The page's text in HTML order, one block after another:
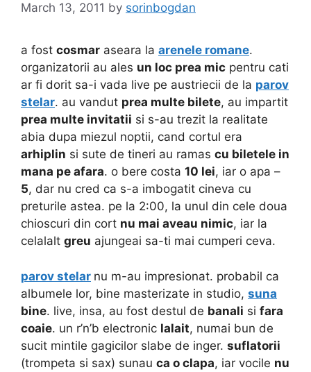
March 13, 2011 by sorinbogdan
a fost cosmar aseara la arenele romane.
organizatorii au ales un loc prea mic pentru cati
ar fi dorit sa-i vada live pe austriecii de la parov
stelar. au vandut prea multe bilete, au impartit
prea multe invitatii si s-au trezit la realitate
abia dupa miezul noptii, cand cortul era
arhiplin si sute de tineri au ramas cu biletele in
mana pe afara. o bere costa 10 lei, iar o apa –
5, dar nu cred ca s-a imbogatit cineva cu
preturile astea. pe la 2:00, la unul din cele doua
chioscuri din cort nu mai aveau nimic, iar la
celalalt greu ajungeai sa-ti mai cumperi ceva.
parov stelar nu m-au impresionat. probabil ca
albumele lor, bine masterizate in studio, suna
bine. live, insa, au fost destul de banali si fara
coaie. un r’n’b electronic lalait, numai bun de
sucit mintile gagicilor slabe de inger. suflatorii
(trompeta si sax) sunau ca o clapa, iar vocile nu